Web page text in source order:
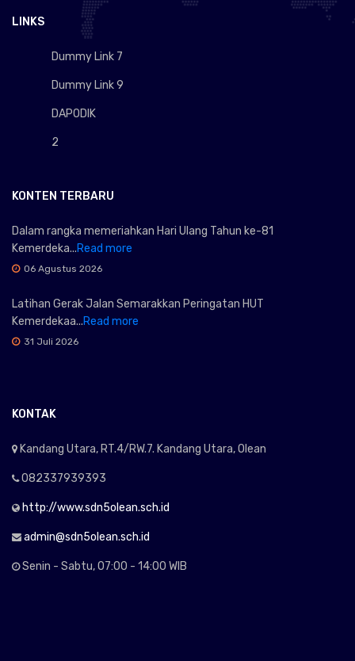
LINKS
Dummy Link 7
Dummy Link 9
DAPODIK
2
KONTEN TERBARU
Dalam rangka memeriahkan Hari Ulang Tahun ke-81
Kemerdeka...Read more
06 Agustus 2026
Latihan Gerak Jalan Semarakkan Peringatan HUT
Kemerdekaa...Read more
31 Juli 2026
KONTAK
Kandang Utara, RT.4/RW.7. Kandang Utara, Olean
082337939393
http://www.sdn5olean.sch.id
admin@sdn5olean.sch.id
Senin - Sabtu, 07:00 - 14:00 WIB